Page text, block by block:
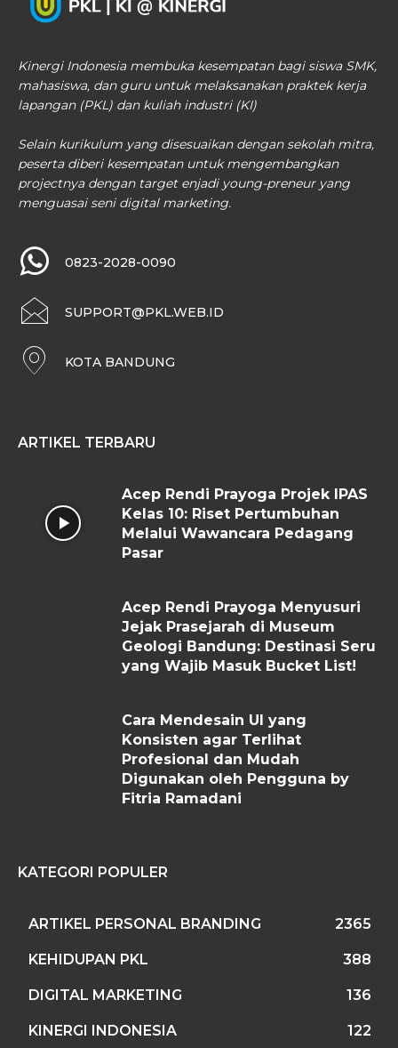
Kinergi Indonesia membuka kesempatan bagi siswa SMK,
mahasiswa, dan guru untuk melaksanakan praktek kerja
lapangan (PKL) dan kuliah industri (KI)
Selain kurikulum yang disesuaikan dengan sekolah mitra,
peserta diberi kesempatan untuk mengembangkan
projectnya dengan target enjadi young-preneur yang
menguasai seni digital marketing.
0823-2028-0090
SUPPORT@PKL.WEB.ID
KOTA BANDUNG
ARTIKEL TERBARU
Acep Rendi Prayoga Projek IPAS
Kelas 10: Riset Pertumbuhan
Melalui Wawancara Pedagang
Pasar
Acep Rendi Prayoga Menyusuri
Jejak Prasejarah di Museum
Geologi Bandung: Destinasi Seru
yang Wajib Masuk Bucket List!
Cara Mendesain UI yang
Konsisten agar Terlihat
Profesional dan Mudah
Digunakan oleh Pengguna by
Fitria Ramadani
KATEGORI POPULER
ARTIKEL PERSONAL BRANDING 2365
KEHIDUPAN PKL 388
DIGITAL MARKETING 136
KINERGI INDONESIA 122